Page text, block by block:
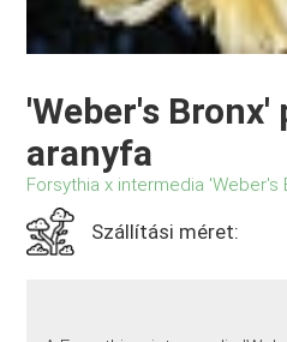
'Weber's Bronx'
aranyfa
Forsythia x intermedia 'Weber's
Szállítási méret: